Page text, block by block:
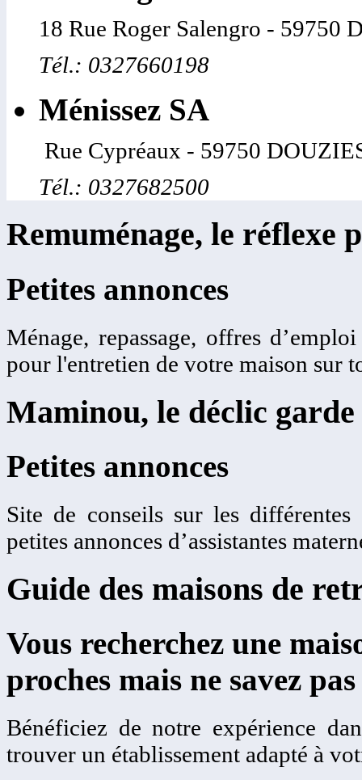
18 Rue Roger Salengro - 59750
Tél.: 0327660198
Ménissez SA
Rue Cypréaux - 59750
Tél.: 0327682500
Remuménage, le réflexe
Petites annonces
Ménage, repassage, offres
pour l'entretien de votre maison sur
Maminou, le déclic
Petites annonces
Site de conseils sur les
petites annonces d’assistantes
Guide des maisons de
Vous recherchez une
proches mais ne savez
Bénéficiez de notre expérience
trouver un établissement adapté à